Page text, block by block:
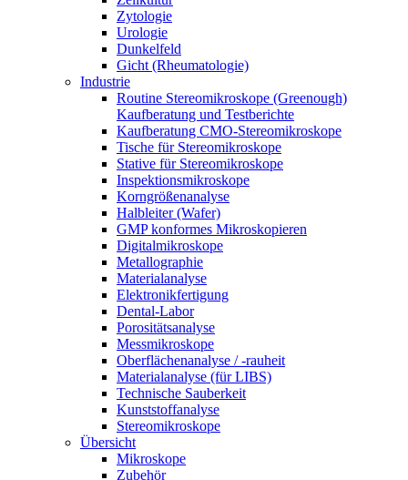
Zytologie
Urologie
Dunkelfeld
Gicht (Rheumatologie)
Industrie
Routine Stereomikroskope (Greenough)
Kaufberatung und Testberichte
Kaufberatung CMO-Stereomikroskope
Tische für Stereomikroskope
Stative für Stereomikroskope
Inspektionsmikroskope
Korngrößenanalyse
Halbleiter (Wafer)
GMP konformes Mikroskopieren
Digitalmikroskope
Metallographie
Materialanalyse
Elektronikfertigung
Dental-Labor
Porositätsanalyse
Messmikroskope
Oberflächenanalyse / -rauheit
Materialanalyse (für LIBS)
Technische Sauberkeit
Kunststoffanalyse
Stereomikroskope
Übersicht
Mikroskope
Zubehör